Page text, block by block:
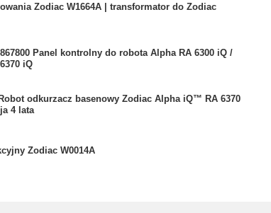
Zodiac W1664A | transformator do Zodiac
Panel kontrolny do robota Alpha RA 6300 iQ /
iQ
odkurzacz basenowy Zodiac Alpha iQ™ RA 6370
4 lata
Zodiac W0014A